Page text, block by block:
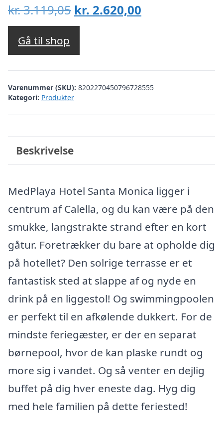
kr.3.119,05 Den
oprindelige
var:
kr. 3.119,05.
kr. 2.620,00
kr. 2.620,00.
Gå til shop
Varenummer (SKU): 8202270450796728555
Kategori: Produkter
Beskrivelse
MedPlaya Hotel Santa Monica ligger i
centrum af Calella, og du kan være på den
smukke, langstrakte strand efter en kort
gåtur. Foretrækker du bare at opholde dig
på hotellet? Den solrige terrasse er et
fantastisk sted at slappe af og nyde en
drink på en liggestol! Og swimmingpoolen
er perfekt til en afkølende dukkert. For de
mindste feriegæster, er der en separat
børnepool, hvor de kan plaske rundt og
more sig i vandet. Og så venter en dejlig
buffet på dig hver eneste dag. Hyg dig
med hele familien på dette feriested!